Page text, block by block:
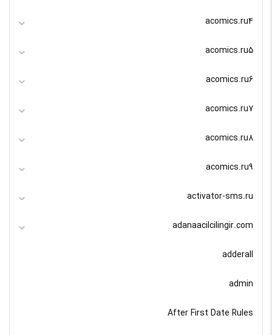
acomics.ru4
acomics.ru5
acomics.ru6
acomics.ru7
acomics.ru8
acomics.ru9
activator-sms.ru
adanaacilcilingir.com
adderall
admin
After First Date Rules